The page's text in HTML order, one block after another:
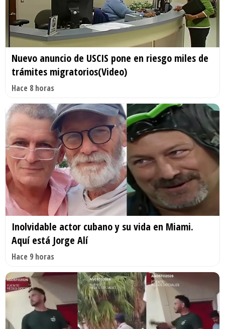
Nuevo anuncio de USCIS pone en riesgo miles de
trámites migratorios(Video)
Hace 8 horas
Inolvidable actor cubano y su vida en Miami.
Aquí está Jorge Alí
Hace 9 horas